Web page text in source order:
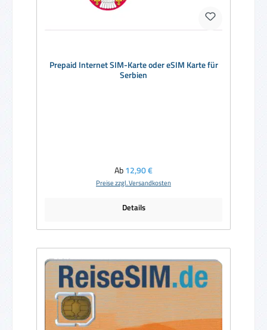
Prepaid Internet SIM-Karte oder eSIM Karte für
Serbien
Regulärer Preis:
Ab12,90 €
Preise zzgl. Versandkosten
Details